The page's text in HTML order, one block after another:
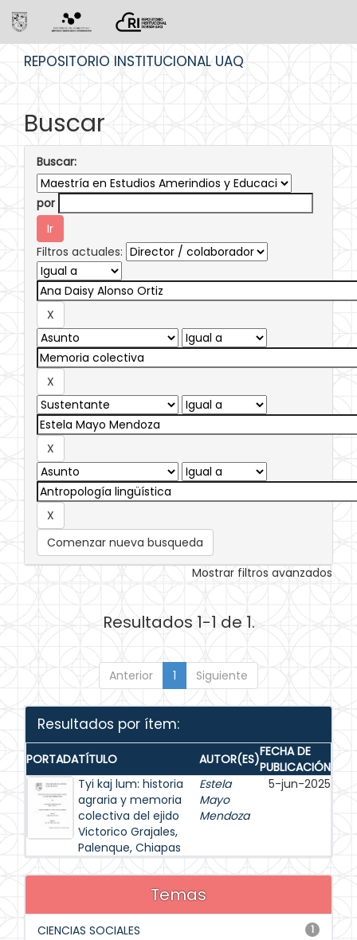
REPOSITORIO INSTITUCIONAL UAQ
Buscar
Buscar:
por
Filtros actuales:
Comenzar nueva busqueda
Mostrar filtros avanzados
Resultados 1-1 de 1.
Anterior 1 Siguiente
Resultados por ítem:
PORTADATÍTULO AUTOR(ES)FECHA DE
PUBLICACIÓN
Tyi kaj lum: historia
agraria y memoria
colectiva del ejido
Victorico Grajales,
Palenque, Chiapas
Estela
Mayo
Mendoza
5-jun-2025
Temas
1
CIENCIAS SOCIALES